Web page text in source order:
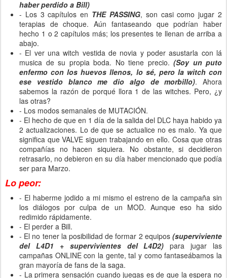
haber perdido a Bill)
- Los 3 capítulos en THE PASSING, son casi como jugar 2
terapias de choque. Aún fantaseando que podrían haber
hecho 1 o 2 capítulos más; los presentes te llenan de arriba a
abajo.
- El ver una witch vestida de novia y poder asustarla con lá
musica de su propia boda. No tiene precio. (Soy un puto
enfermo con los huevos llenos, lo sé, pero la witch con
ese vestido blanco me dio algo de morbillo). Ahora
sabemos la razón de porqué llora 1 de las witches. Pero, ¿y
las otras?
- Los modos semanales de MUTACIÓN.
- El hecho de que en 1 día de la salida del DLC haya habido ya
2 actualizaciones. Lo de que se actualice no es malo. Ya que
significa que VALVE siguen trabajando en ello. Cosa que otras
compañías no hacen siquiera. No obstante, si decidieron
retrasarlo, no debieron en su día haber mencionado que podía
ser para Marzo.
Lo peor:
- El haberme jodido a mi mismo el estreno de la campaña sin
los diálogos por culpa de un MOD. Aunque eso ha sido
redimido rápidamente.
- El perder a Bill.
- El no tener la posibilidad de formar 2 equipos (superviviente
del L4D1 + supervivientes del L4D2) para jugar las
campañas ONLINE con la gente, tal y como fantaseábamos la
gran mayoría de fans de la saga.
- La primera sensación cuando juegas es de que la espera no